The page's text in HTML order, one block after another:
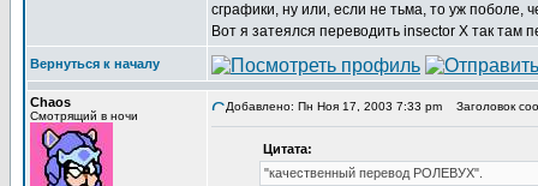
сграфики, ну или, если не тьма, то уж поболе,
Вот я затеялся переводить insector X так там
Вернуться к началу
Chaos
Смотрящий в ночи
Добавлено: Пн Ноя 17, 2003 7:33 pm Заголовок
Цитата:
"качественный перевод РОЛЕВУХ".